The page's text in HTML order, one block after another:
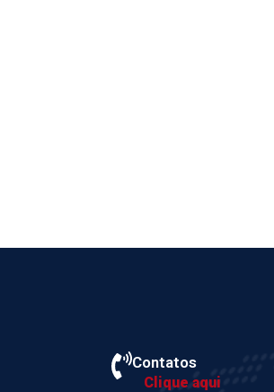
Contatos
Clique aqui